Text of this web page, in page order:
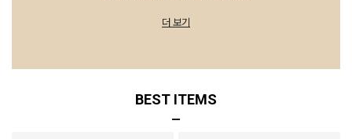
더 보기
BEST ITEMS